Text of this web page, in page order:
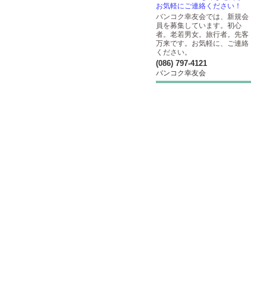
お気軽にご連絡ください！
バンコク幸友会では、新規会
員を募集しています。初心
者。老若男女。旅行者。先客
万来です。お気軽に、ご連絡
ください。
(086) 797-4121
バンコク幸友会